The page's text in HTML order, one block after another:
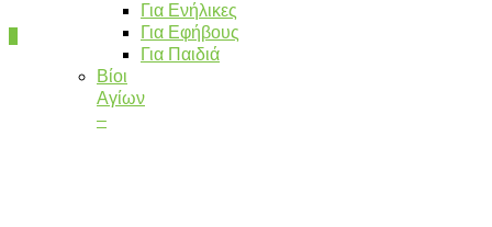
Για Ενήλικες
Για Εφήβους
Για Παιδιά
Βίοι
Αγίων
–